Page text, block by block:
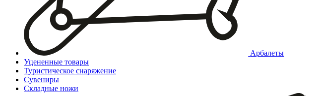
Арбалеты
Уцененные товары
Туристическое снаряжение
Сувениры
Складные ножи